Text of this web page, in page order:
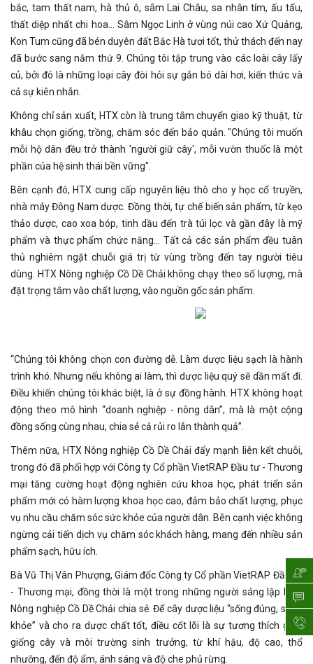
bắc, tam thất nam, hà thủ ô, sâm Lai Châu, sa nhân tím, ấu tẩu,
thất diệp nhất chi hoa… Sâm Ngọc Linh ở vùng núi cao Xứ Quảng,
Kon Tum cũng đã bén duyên đất Bắc Hà tươi tốt, thử thách đến nay
đã bước sang năm thứ 9. Chúng tôi tập trung vào các loài cây lấy
củ, bởi đó là những loại cây đòi hỏi sự gắn bó dài hơi, kiến thức và
cả sự kiên nhẫn.
Không chỉ sản xuất, HTX còn là trung tâm chuyển giao kỹ thuật, từ
khâu chọn giống, trồng, chăm sóc đến bảo quản. "Chúng tôi muốn
mỗi hộ dân đều trở thành 'người giữ cây', mỗi vườn thuốc là một
phần của hệ sinh thái bền vững".
Bên cạnh đó, HTX cung cấp nguyên liệu thô cho y học cổ truyền,
nhà máy Đông Nam dược. Đồng thời, tự chế biến sản phẩm, từ kẹo
thảo dược, cao xoa bóp, tinh dầu đến trà túi lọc và gần đây là mỹ
phẩm và thực phẩm chức năng… Tất cả các sản phẩm đều tuân
thủ nghiêm ngặt chuỗi giá trị từ vùng trồng đến tay người tiêu
dùng. HTX Nông nghiệp Cồ Dề Chải không chạy theo số lượng, mà
đặt trọng tâm vào chất lượng, vào nguồn gốc sản phẩm.
“Chúng tôi không chọn con đường dễ. Làm dược liệu sạch là hành
trình khó. Nhưng nếu không ai làm, thì dược liệu quý sẽ dần mất đi.
Điều khiến chúng tôi khác biệt, là ở sự đồng hành. HTX không hoạt
động theo mô hình “doanh nghiệp - nông dân”, mà là một cộng
đồng sống cùng nhau, chia sẻ cả rủi ro lẫn thành quả”.
Thêm nữa, HTX Nông nghiệp Cồ Dề Chải đẩy mạnh liên kết chuỗi,
trong đó đã phối hợp với Công ty Cổ phần VietRAP Đầu tư - Thương
mại tăng cường hoạt động nghiên cứu khoa học, phát triển sản
phẩm mới có hàm lượng khoa học cao, đảm bảo chất lượng, phục
vụ nhu cầu chăm sóc sức khỏe của người dân. Bên cạnh việc không
ngừng cải tiến dịch vụ chăm sóc khách hàng, mang đến nhiều sản
phẩm sạch, hữu ích.
Bà Vũ Thị Vân Phượng, Giám đốc Công ty Cổ phần VietRAP Đầu tư
- Thương mại, đồng thời là một trong những người sáng lập HTX
Nông nghiệp Cồ Dề Chải chia sẻ: Để cây dược liệu “sống đúng, sống
khỏe” và cho ra dược chất tốt, điều cốt lõi là sự tương thích giữa
giống cây và môi trường sinh trưởng, từ khí hậu, độ cao, thổ
nhưỡng, đến độ ẩm, ánh sáng và độ che phủ rừng.